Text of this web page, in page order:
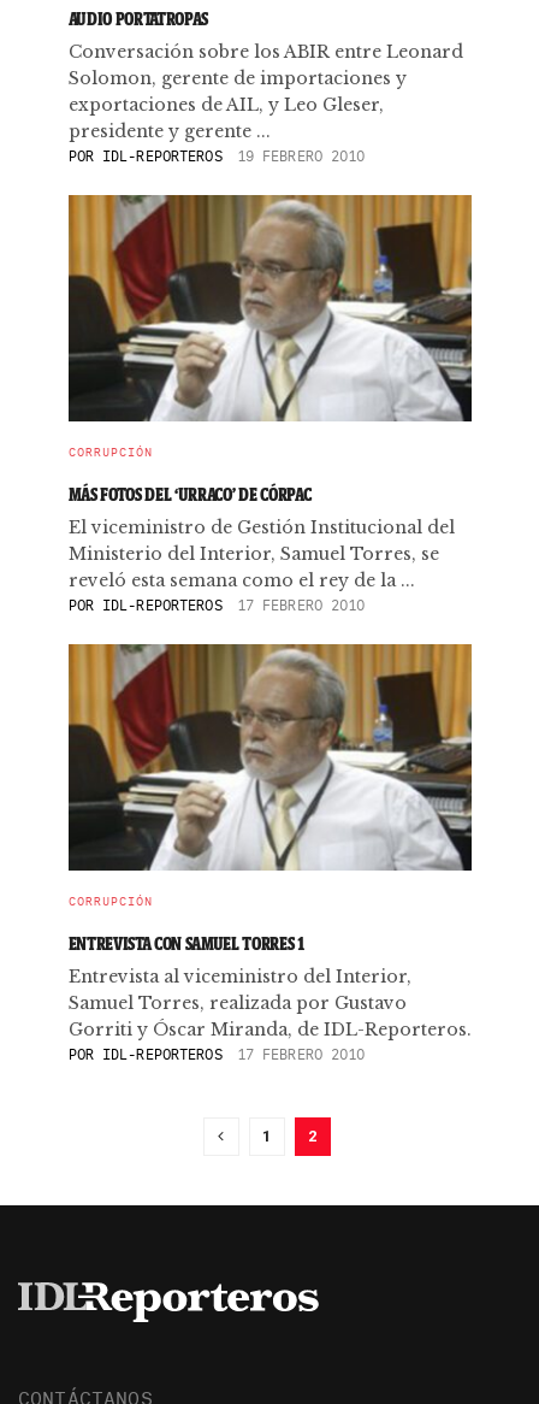
AUDIO PORTATROPAS
Conversación sobre los ABIR entre Leonard
Solomon, gerente de importaciones y
exportaciones de AIL, y Leo Gleser,
presidente y gerente ...
POR IDL-REPORTEROS 19 FEBRERO 2010
CORRUPCIÓN
MÁS FOTOS DEL ‘URRACO’ DE CÓRPAC
El viceministro de Gestión Institucional del
Ministerio del Interior, Samuel Torres, se
reveló esta semana como el rey de la ...
POR IDL-REPORTEROS 17 FEBRERO 2010
CORRUPCIÓN
ENTREVISTA CON SAMUEL TORRES 1
Entrevista al viceministro del Interior,
Samuel Torres, realizada por Gustavo
Gorriti y Óscar Miranda, de IDL-Reporteros.
POR IDL-REPORTEROS 17 FEBRERO 2010
1 2
CONTÁCTANOS